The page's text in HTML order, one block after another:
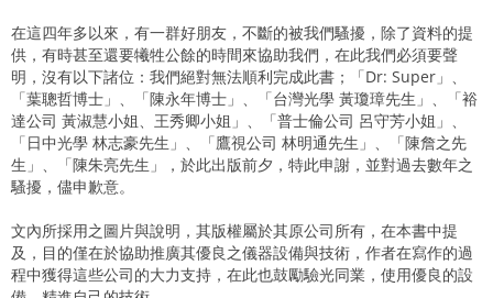
在這四年多以來，有一群好朋友，不斷的被我們騷擾，除了資料的提
供，有時甚至還要犧牲公餘的時間來協助我們，在此我們必須要聲
明，沒有以下諸位：我們絕對無法順利完成此書；「Dr: Super」、
「葉聰哲博士」、「陳永年博士」、「台灣光學 黃瓊璋先生」、「裕
達公司 黃淑慧小姐、王秀卿小姐」、「普士倫公司 呂守芳小姐」、
「日中光學 林志豪先生」、「鷹視公司 林明通先生」、「陳詹之先
生」、「陳朱亮先生」，於此出版前夕，特此申謝，並對過去數年之
騷擾，儘申歉意。
文內所採用之圖片與說明，其版權屬於其原公司所有，在本書中提
及，目的僅在於協助推廣其優良之儀器設備與技術，作者在寫作的過
程中獲得這些公司的大力支持，在此也鼓勵驗光同業，使用優良的設